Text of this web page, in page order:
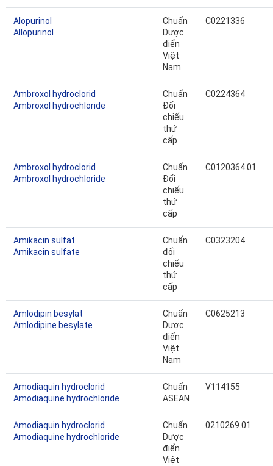
Alopurinol
Allopurinol
Chuẩn
Dược
điển
Việt
Nam
C0221336
Ambroxol hydroclorid
Ambroxol hydrochloride
Chuẩn
Đối
chiếu
thứ
cấp
C0224364
Ambroxol hydroclorid
Ambroxol hydrochloride
Chuẩn
Đối
chiếu
thứ
cấp
C0120364.01
Amikacin sulfat
Amikacin sulfate
Chuẩn
đối
chiếu
thứ
cấp
C0323204
Amlodipin besylat
Amlodipine besylate
Chuẩn
Dược
điển
Việt
Nam
C0625213
Amodiaquin hydroclorid
Amodiaquine hydrochloride
Chuẩn
ASEAN
V114155
Amodiaquin hydroclorid
Amodiaquine hydrochloride
Chuẩn
Dược
điển
Việt
0210269.01